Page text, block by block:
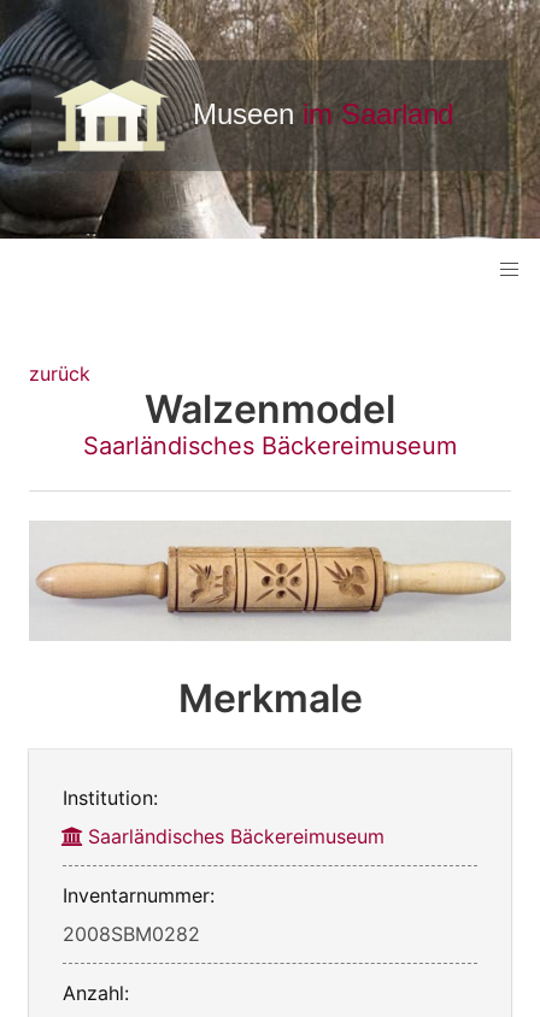
zurück
Walzenmodel
Saarländisches Bäckereimuseum
Merkmale
Institution:
Saarländisches Bäckereimuseum
Inventarnummer:
2008SBM0282
Anzahl: